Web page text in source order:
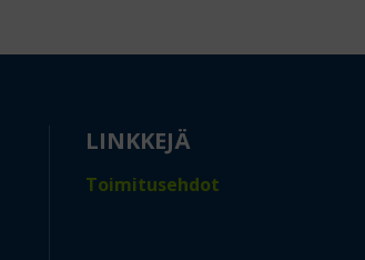
LINKKEJÄ
Toimitusehdot